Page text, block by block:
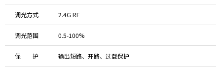
调光方式 2.4G RF
调光范围 0.5-100%
保 护 输出短路、开路、过载保护